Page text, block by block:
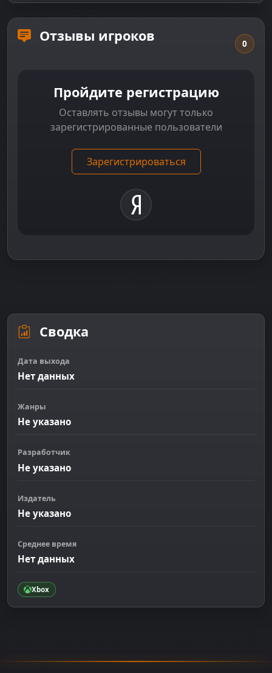
Отзывы игроков 0
Пройдите регистрацию
Оставлять отзывы могут только
зарегистрированные пользователи
Зарегистрироваться
Сводка
Дата выхода
Нет данных
Жанры
Не указано
Разработчик
Не указано
Издатель
Не указано
Среднее время
Нет данных
Xbox